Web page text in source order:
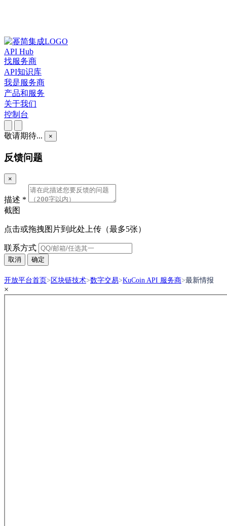
API Hub
找服务商
API知识库
我是服务商
产品和服务
关于我们
控制台
敬请期待... ×
反馈问题
×
描述 *
截图
点击或拖拽图片到此处上传（最多5张）
联系方式
取消 确定
开放平台首页> 区块链技术>数字交易>KuCoin API 服务商>最新情报
×